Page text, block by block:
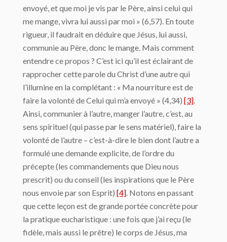
envoyé, et que moi je vis par le Père, ainsi celui qui
me mange, vivra lui aussi par moi » (6,57). En toute
rigueur, il faudrait en déduire que Jésus, lui aussi,
communie au Père, donc le mange. Mais comment
entendre ce propos ? C’est ici qu’il est éclairant de
rapprocher cette parole du Christ d’une autre qui
l’illumine en la complétant : « Ma nourriture est de
faire la volonté de Celui qui m’a envoyé » (4,34) [3]
Ainsi, communier à l’autre, manger l’autre, c’est, au
sens spirituel (qui passe par le sens matériel), faire la
volonté de l’autre – c’est-à-dire le bien dont l’autre a
formulé une demande explicite, de l’ordre du
précepte (les commandements que Dieu nous
prescrit) ou du conseil (les inspirations que le Père
nous envoie par son Esprit) [4] . Notons en passant
que cette leçon est de grande portée concrète pour
la pratique eucharistique : une fois que j’ai reçu (le
fidèle, mais aussi le prêtre) le corps de Jésus, ma